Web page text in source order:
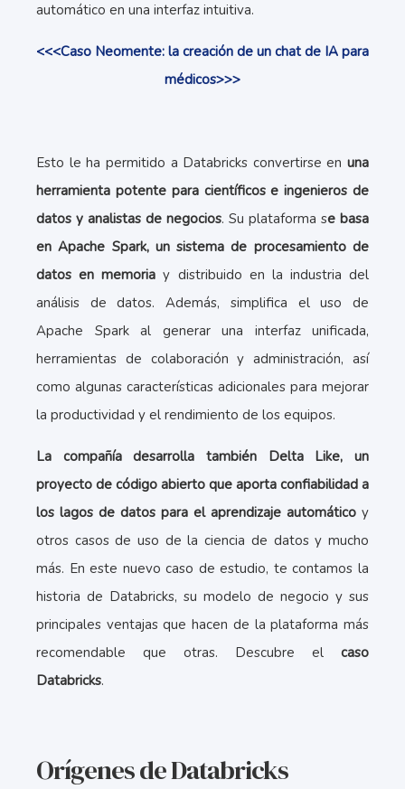
automático en una interfaz intuitiva.
<<<Caso Neomente: la creación de un chat de IA para
médicos>>>
Esto le ha permitido a Databricks convertirse en una
herramienta potente para científicos e ingenieros de
datos y analistas de negocios. Su plataforma se basa
en Apache Spark, un sistema de procesamiento de
datos en memoriay distribuido en la industria del
análisis de datos. Además, simplifica el uso de
Apache Spark al generar una interfaz unificada,
herramientas de colaboración y administración, así
como algunas características adicionales para mejorar
la productividad y el rendimiento de los equipos.
La compañía desarrolla también Delta Like, un
proyecto de código abierto que aporta confiabilidad a
los lagos de datos para el aprendizaje automático y
otros casos de uso de la ciencia de datos y mucho
más. En este nuevo caso de estudio, te contamos la
historia de Databricks, su modelo de negocio y sus
principales ventajas que hacen de la plataforma más
recomendable que otras. Descubre el caso
Databricks.
Orígenes de Databricks